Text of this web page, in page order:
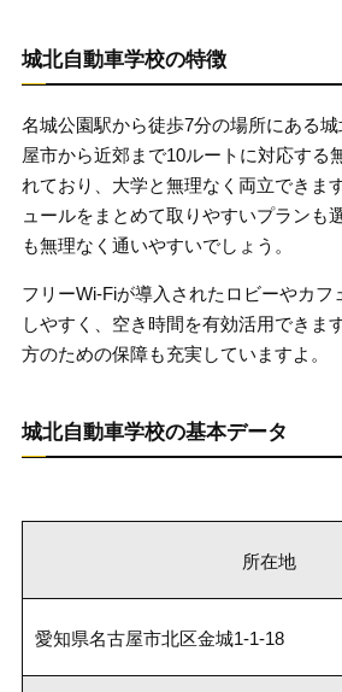
城北自動車学校の特徴
名城公園駅から徒歩7分の場所にある
屋市から近郊まで10ルートに対応する
れており、大学と無理なく両立できま
ュールをまとめて取りやすいプランも
も無理なく通いやすいでしょう。
フリーWi-Fiが導入されたロビーやカフ
しやすく、空き時間を有効活用できま
方のための保障も充実していますよ。
城北自動車学校の基本データ
所在地
愛知県名古屋市北区金城1-1-18